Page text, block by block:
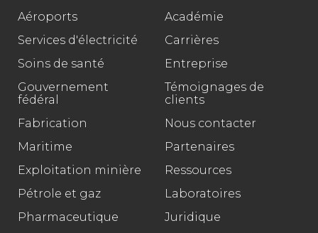
Aéroports
Services d'électricité
Soins de santé
Gouvernement
fédéral
Fabrication
Maritime
Exploitation minière
Pétrole et gaz
Pharmaceutique
Académie
Carrières
Entreprise
Témoignages de
clients
Nous contacter
Partenaires
Ressources
Laboratoires
Juridique